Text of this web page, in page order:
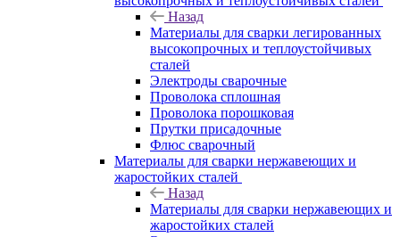
Назад
Материалы для сварки легированных
высокопрочных и теплоустойчивых
сталей
Электроды сварочные
Проволока сплошная
Проволока порошковая
Прутки присадочные
Флюс сварочный
Материалы для сварки нержавеющих и
жаростойких сталей
Назад
Материалы для сварки нержавеющих и
жаростойких сталей